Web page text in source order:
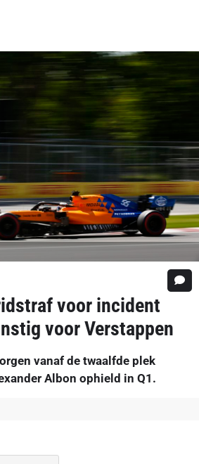
voor incident
voor Verstappen
vanaf de twaalfde plek
Albon ophield in Q1.